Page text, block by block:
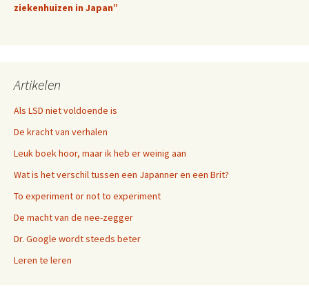
ziekenhuizen in Japan”
Artikelen
Als LSD niet voldoende is
De kracht van verhalen
Leuk boek hoor, maar ik heb er weinig aan
Wat is het verschil tussen een Japanner en een Brit?
To experiment or not to experiment
De macht van de nee-zegger
Dr. Google wordt steeds beter
Leren te leren